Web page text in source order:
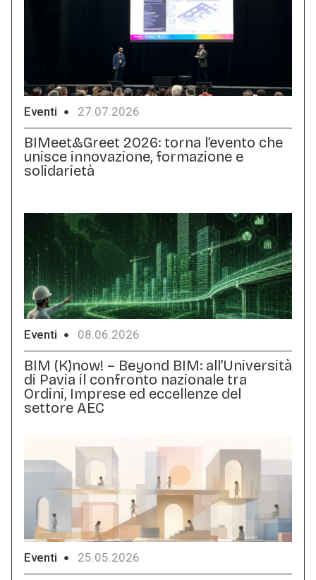
Eventi 27.07.2026
BIMeet&Greet 2026: torna l’evento che
unisce innovazione, formazione e
solidarietà
Eventi 08.06.2026
BIM (K)now! – Beyond BIM: all’Università
di Pavia il confronto nazionale tra
Ordini, Imprese ed eccellenze del
settore AEC
Eventi 25.05.2026